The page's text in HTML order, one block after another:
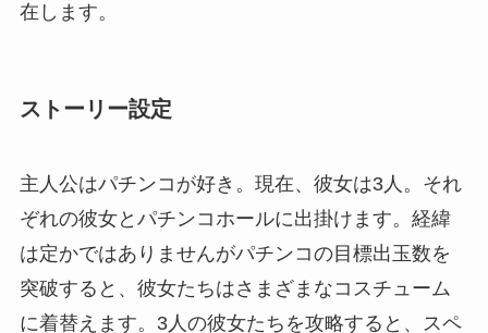
在します。
ストーリー設定
主人公はパチンコが好き。現在、彼女は3人。それ
ぞれの彼女とパチンコホールに出掛けます。経緯
は定かではありませんがパチンコの目標出玉数を
突破すると、彼女たちはさまざまなコスチューム
に着替えます。3人の彼女たちを攻略すると、スペ